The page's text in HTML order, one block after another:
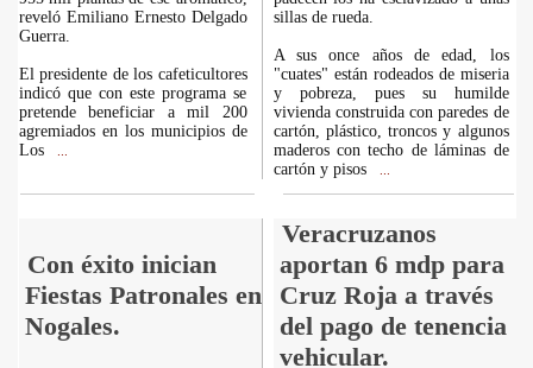
reveló Emiliano Ernesto Delgado
Guerra.
El presidente de los cafeticultores
indicó que con este programa se
pretende beneficiar a mil 200
agremiados en los municipios de
Los
sillas de rueda.
A sus once años de edad, los
"cuates" están rodeados de miseria
y pobreza, pues su humilde
vivienda construida con paredes de
cartón, plástico, troncos y algunos
maderos con techo de láminas de
cartón y pisos
Con éxito inician
Fiestas Patronales en
Nogales.
Veracruzanos
aportan 6 mdp para
Cruz Roja a través
del pago de tenencia
vehicular.